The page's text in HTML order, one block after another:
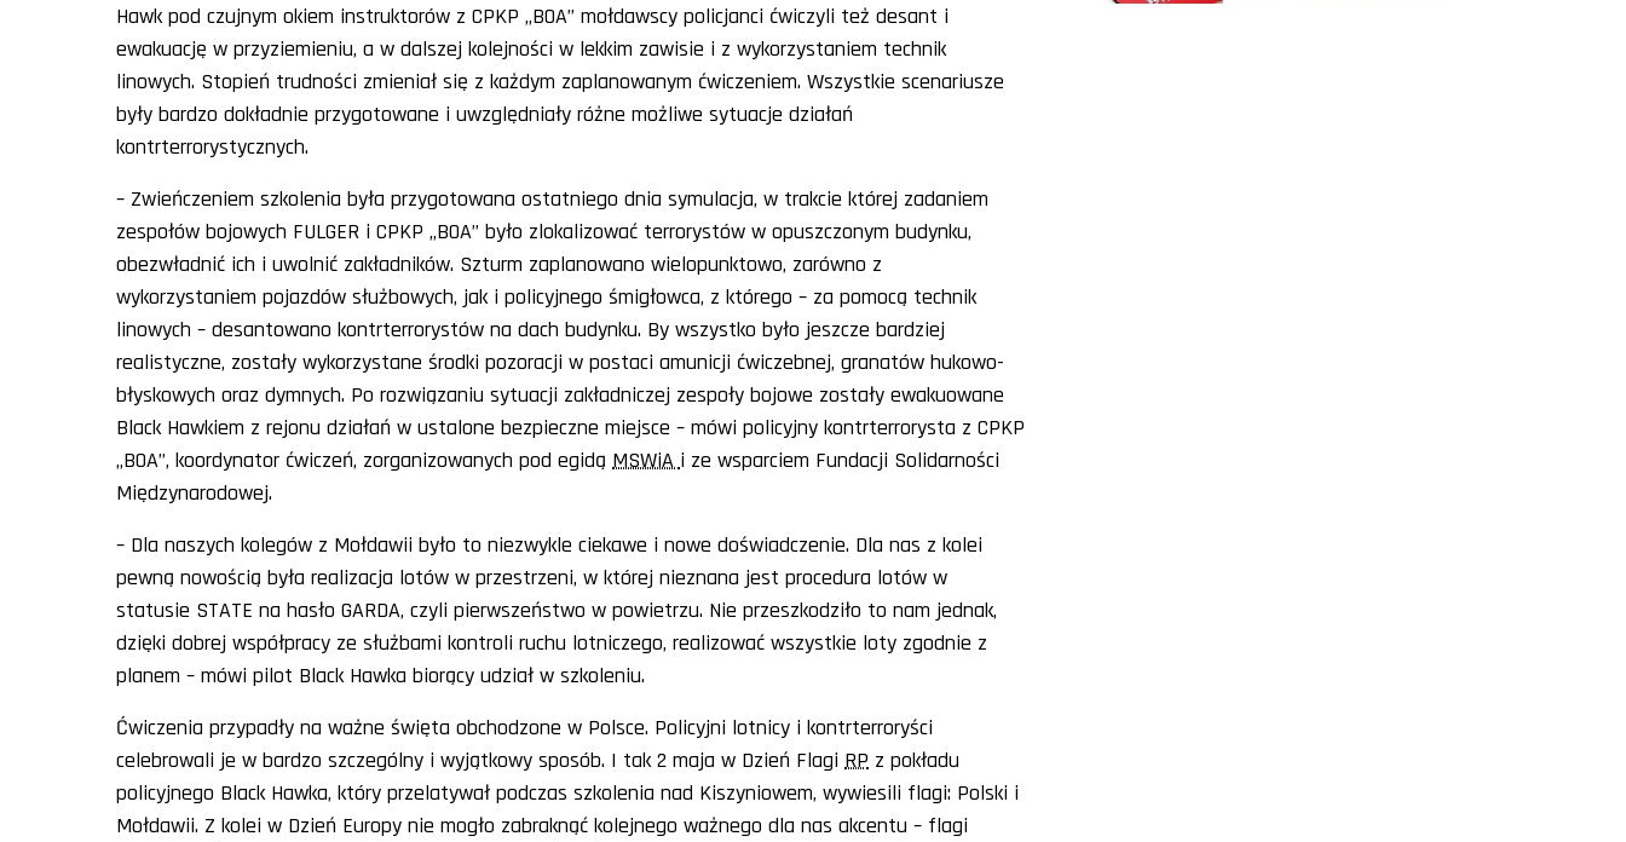
Hawk pod czujnym okiem instruktorów z CPKP „BOA” mołdawscy policjanci ćwiczyli też desant i
ewakuację w przyziemieniu, a w dalszej kolejności w lekkim zawisie i z wykorzystaniem technik
linowych. Stopień trudności zmieniał się z każdym zaplanowanym ćwiczeniem. Wszystkie scenariusze
były bardzo dokładnie przygotowane i uwzględniały różne możliwe sytuacje działań
kontrterrorystycznych.
– Zwieńczeniem szkolenia była przygotowana ostatniego dnia symulacja, w trakcie której zadaniem
zespołów bojowych FULGER i CPKP „BOA” było zlokalizować terrorystów w opuszczonym budynku,
obezwładnić ich i uwolnić zakładników. Szturm zaplanowano wielopunktowo, zarówno z
wykorzystaniem pojazdów służbowych, jak i policyjnego śmigłowca, z którego – za pomocą technik
linowych – desantowano kontrterrorystów na dach budynku. By wszystko było jeszcze bardziej
realistyczne, zostały wykorzystane środki pozoracji w postaci amunicji ćwiczebnej, granatów hukowo-
błyskowych oraz dymnych. Po rozwiązaniu sytuacji zakładniczej zespoły bojowe zostały ewakuowane
Black Hawkiem z rejonu działań w ustalone bezpieczne miejsce – mówi policyjny kontrterrorysta z CPKP
„BOA”, koordynator ćwiczeń, zorganizowanych pod egidą MSWiA i ze wsparciem Fundacji Solidarności
Międzynarodowej.
– Dla naszych kolegów z Mołdawii było to niezwykle ciekawe i nowe doświadczenie. Dla nas z kolei
pewną nowością była realizacja lotów w przestrzeni, w której nieznana jest procedura lotów w
statusie STATE na hasło GARDA, czyli pierwszeństwo w powietrzu. Nie przeszkodziło to nam jednak,
dzięki dobrej współpracy ze służbami kontroli ruchu lotniczego, realizować wszystkie loty zgodnie z
planem – mówi pilot Black Hawka biorący udział w szkoleniu.
Ćwiczenia przypadły na ważne święta obchodzone w Polsce. Policyjni lotnicy i kontrterroryści
celebrowali je w bardzo szczególny i wyjątkowy sposób. I tak 2 maja w Dzień Flagi RP z pokładu
policyjnego Black Hawka, który przelatywał podczas szkolenia nad Kiszyniowem, wywiesili flagi: Polski i
Mołdawii. Z kolei w Dzień Europy nie mogło zabraknąć kolejnego ważnego dla nas akcentu – flagi